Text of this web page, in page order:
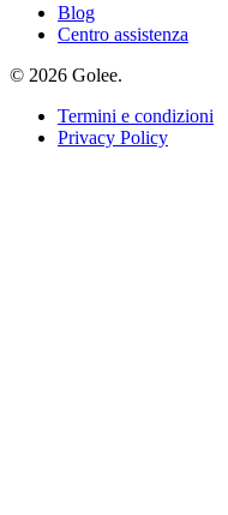
Blog
Centro assistenza
© 2026 Golee.
Termini e condizioni
Privacy Policy